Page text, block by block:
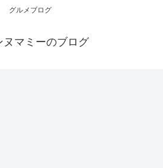
グルメブログ
ヌマミーのブログ